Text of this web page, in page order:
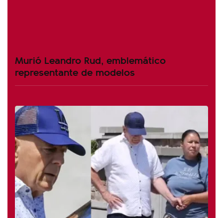
Murió Leandro Rud, emblemático
representante de modelos